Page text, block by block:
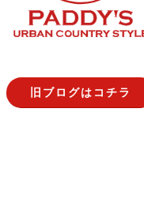
旧ブログはコチラ